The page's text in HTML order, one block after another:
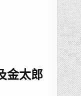
金太郎